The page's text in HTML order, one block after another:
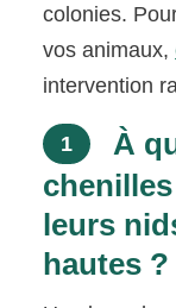
colonies.
vos animaux,
intervention
1
À
leurs
hautes ?